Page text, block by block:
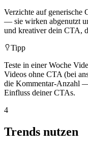
Verzichte auf
— sie wirken abgenutzt
und kreativer dein CTA,
Tipp
Teste in einer Woche
Videos ohne CTA (bei
die Kommentar-Anzahl
Einfluss deiner CTAs.
4
Trends nutzen